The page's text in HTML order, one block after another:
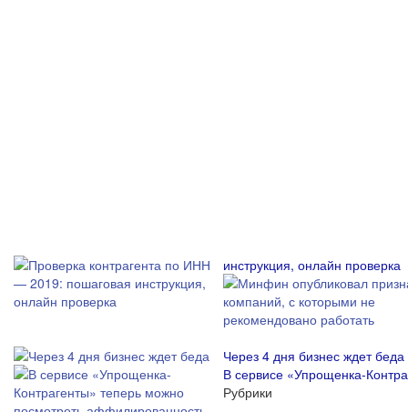
инструкция, онлайн проверка
Через 4 дня бизнес ждет беда
В сервисе «Упрощенка-
Рубрики